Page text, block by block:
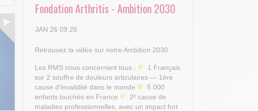
Fondation Arthritis - Ambition 2030
JAN 26 09:26
Retrouvez la vidéo sur notre Ambition 2030.
Les RMS nous concernent tous :
1 Français
sur 2 souffre de douleurs articulaires — 1ère
cause d’invalidité dans le monde
5 000
enfants touchés en France
2ᵉ cause de
maladies professionnelles, avec un impact fort